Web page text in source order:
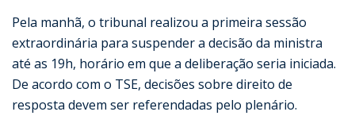
Pela manhã, o tribunal realizou a primeira sessão
extraordinária para suspender a decisão da ministra
até as 19h, horário em que a deliberação seria iniciada.
De acordo com o TSE, decisões sobre direito de
resposta devem ser referendadas pelo plenário.